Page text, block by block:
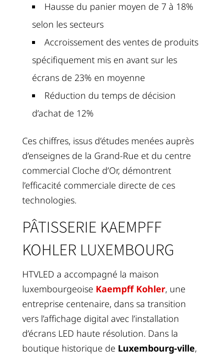
Hausse du panier moyen de 7 à 18%
selon les secteurs
Accroissement des ventes de produits
spécifiquement mis en avant sur les
écrans de 23% en moyenne
Réduction du temps de décision
d’achat de 12%
Ces chiffres, issus d’études menées auprès
d’enseignes de la Grand-Rue et du centre
commercial Cloche d’Or, démontrent
l’efficacité commerciale directe de ces
technologies.
PÂTISSERIE KAEMPFF
KOHLER LUXEMBOURG
HTVLED a accompagné la maison
luxembourgeoise Kaempff Kohler, une
entreprise centenaire, dans sa transition
vers l’affichage digital avec l’installation
d’écrans LED haute résolution. Dans la
boutique historique de Luxembourg-ville,